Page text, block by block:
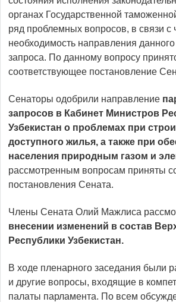
органах Государственной
ряд проблемных вопросов, в связи с
необходимость направления
запроса. По данному вопросу
соответствующее постановление
Сенаторы одобрили направление
запросов в Кабинет Министров
Узбекистан о проблемах при
доступного жилья, а также при
населения природным газом и
рассмотренным вопросам приняты
постановления Сената.
Члены Сената Олий Мажлиса
внесении изменений в состав
Республики Узбекистан.
В ходе пленарного заседания были
и другие вопросы, входящие в
палаты парламента. По всем